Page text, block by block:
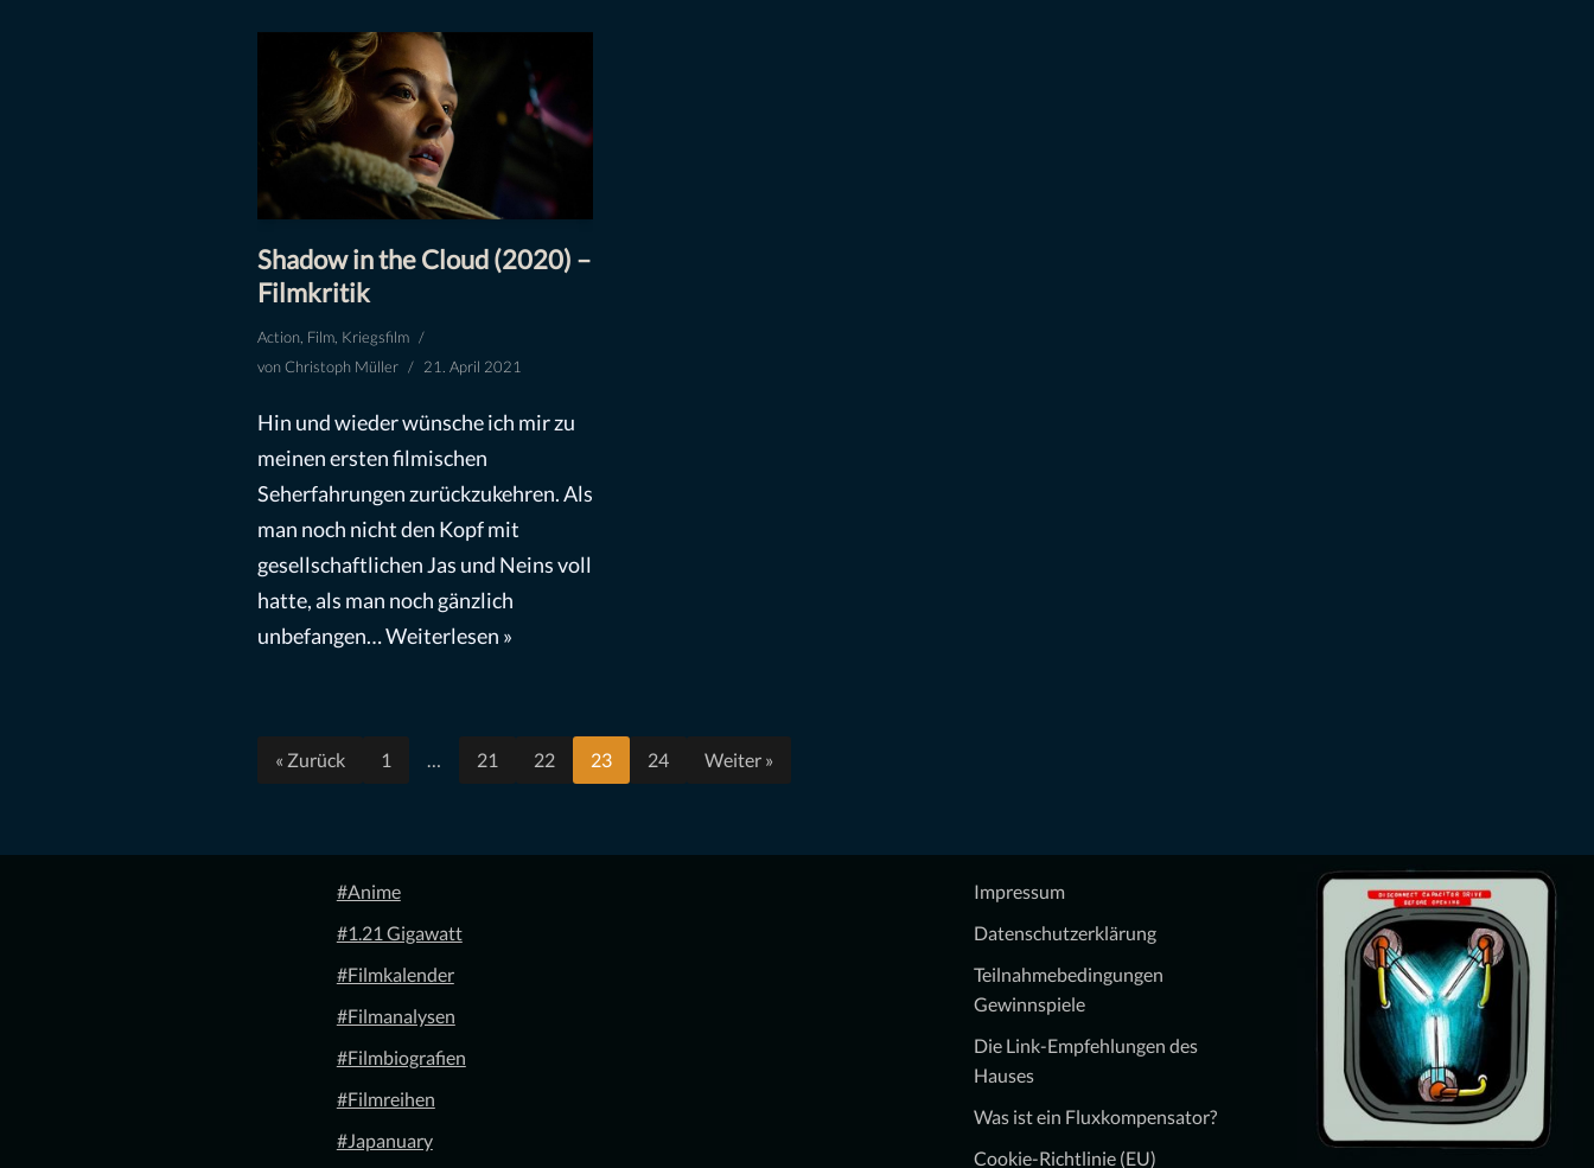
Shadow in the Cloud (2020) –
Filmkritik
Action, Film, Kriegsfilm
vonChristoph Müller 21. April 2021
Hin und wieder wünsche ich mir zu
meinen ersten filmischen
Seherfahrungen zurückzukehren. Als
man noch nicht den Kopf mit
gesellschaftlichen Jas und Neins voll
hatte, als man noch gänzlich
unbefangen…Weiterlesen »
« Zurück 1 … 21 22 23 24 Weiter »
#Anime
#1.21 Gigawatt
#Filmkalender
#Filmanalysen
#Filmbiografien
#Filmreihen
#Japanuary
Impressum
Datenschutzerklärung
Teilnahmebedingungen
Gewinnspiele
Die Link-Empfehlungen des
Hauses
Was ist ein Fluxkompensator?
Cookie-Richtlinie (EU)